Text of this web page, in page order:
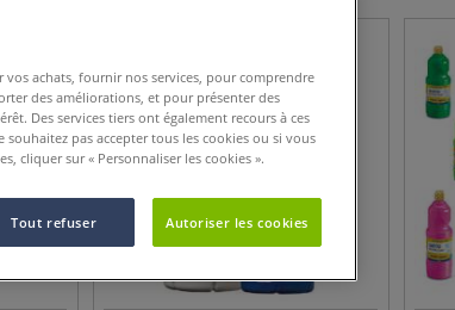
achats, fournir nos services, pour comprendre
des améliorations, et pour présenter des
Des services tiers ont également recours à ces
pas accepter tous les cookies ou si vous
cliquer sur « Personnaliser les cookies ».
Tout refuser Autoriser les cookies